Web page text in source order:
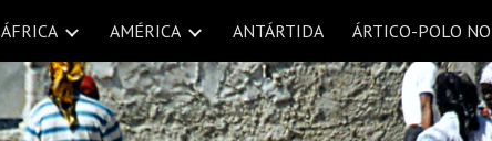
Skip to main content Skip to
ÁFRICA AMÉRICA ANTÁRTIDA ÁRTICO-POLO